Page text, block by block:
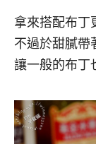
拿來搭配布丁
不過於甜膩帶
讓一般的布丁